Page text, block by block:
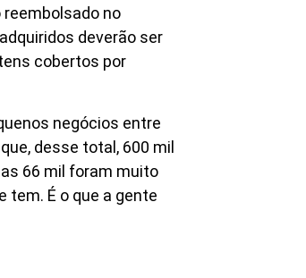
no
deverão ser
cobertos por
negócios entre
desse total, 600 mil
66 mil foram muito
tem. É o que a gente